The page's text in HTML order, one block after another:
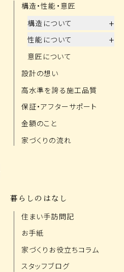
構造・性能・意匠
構造について
+
性能について +
意匠について
設計の想い
高水準を誇る施工品質
保証・アフターサポート
金額のこと
家づくりの流れ
暮らしのはなし
住まい手訪問記
お手紙
家づくりお役立ちコラム
スタッフブログ